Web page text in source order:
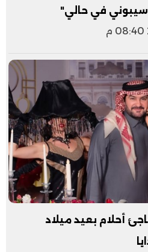
سيبوني في حالي"
أحلام بعيد ميلاد